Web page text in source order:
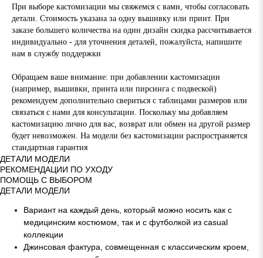
При выборе кастомизации мы свяжемся с вами, чтобы согласовать
детали. Стоимость указана за одну вышивку или принт. При
заказе большего количества на один дизайн скидка рассчитывается
индивидуально - для уточнения деталей, пожалуйста, напишите
нам в службу поддержки
Обращаем ваше внимание: при добавлении кастомизации
(например, вышивки, принта или пирсинга с подвеской)
рекомендуем дополнительно свериться с таблицами размеров или
связаться с нами для консультации. Поскольку мы добавляем
кастомизацию лично для вас, возврат или обмен на другой размер
будет невозможен. На модели без кастомизации распространяется
стандартная гарантия
ДЕТАЛИ МОДЕЛИ
РЕКОМЕНДАЦИИ ПО УХОДУ
ПОМОЩЬ С ВЫБОРОМ
ДЕТАЛИ МОДЕЛИ
Вариант на каждый день, который можно носить как с
медицинским костюмом, так и с футболкой из casual
коллекции
Джинсовая фактура, совмещенная с классическим кроем,